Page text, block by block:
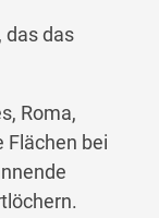
das das
Roma,
Flächen bei